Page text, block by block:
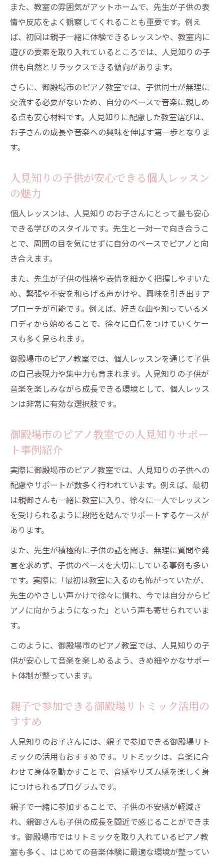
御殿場市のピアノ教室での人見知りに適し
た講師選び
少人数・個人指導の教室が御殿場市で人気
の理由
ポート体制
子供が笑顔で通える御殿場市のピアノ教室とは
どんな場所か
親子同伴可能なピアノ教室のメリットを解
御殿場市のピアノ教室での人見知り配慮の
工夫
子供が自然に馴染める環境の御殿場市ピア
ノ教室
御殿場市のピアノ教室での人見知り克服体
人見知り克服を目指した御殿場市内のピアノ教
室の工夫
御殿場市のピアノ教室での人見知り対応指
リトミックや脳育法を導入したレッスン事
例
御殿場市のピアノ教室での人見知り向けサ
安心して続けられる発表会中心の教室運営
御殿場市のピアノ教室での人見知り克服成
功例
脳育を重視した御殿場市のピアノレッスンで得
られる成長とは
御殿場市のピアノ教室での人見知りと脳発
音楽教育が脳育に与えるメリットを詳しく
解説
御殿場市のピアノ教室での人見知り克服と
自己肯定感
クボタメソッド導入で得られる成長効果と
御殿場市のピアノ教室での人見知りサポー
トと知育
御殿場市でピアノ教室を選ぶ際に意識したい月
御殿場市のピアノ教室での人見知りにも安
月謝相場と安心環境のバランスが重要な理
由
御殿場市のピアノ教室での人見知り配慮と
教室設備
家計に優しい教室選びと体験レッスン活用
法
御殿場市のピアノ教室での人見知りに優し
い環境チェック
また、教室の雰囲気がアットホームで、先生が子供の表
情や反応をよく観察してくれることも重要です。例え
ば、初回は親子一緒に体験できるレッスンや、教室内に
遊びの要素を取り入れているところでは、人見知りの子
供も自然とリラックスできる傾向があります。
さらに、御殿場市のピアノ教室では、子供同士が無理に
交流する必要がないため、自分のペースで音楽に親しめ
る点も安心材料です。人見知りに配慮した教室選びは、
お子さんの成長や音楽への興味を伸ばす第一歩となりま
す。
人見知りの子供が安心できる個人レッスン
の魅力
個人レッスンは、人見知りのお子さんにとって最も安心
できる学びのスタイルです。先生と一対一で向き合うこ
とで、周囲の目を気にせずに自分のペースでピアノと向
き合えます。
また、先生が子供の性格や表情を細かく把握しやすいた
め、緊張や不安を和らげる声かけや、興味を引き出すア
プローチが可能です。例えば、好きな曲や知っているメ
ロディから始めることで、徐々に自信をつけていくケー
スも多く見られます。
御殿場市のピアノ教室では、個人レッスンを通じて子供
の自己表現力や集中力も育まれます。人見知りの子供が
音楽を楽しみながら成長できる環境として、個人レッス
ンは非常に有効な選択肢です。
御殿場市のピアノ教室での人見知りサポー
ト事例紹介
実際に御殿場市のピアノ教室では、人見知りの子供への
配慮やサポートが数多く行われています。例えば、最初
は親御さんも一緒に教室に入り、徐々に一人でレッスン
を受けられるように段階を踏んでサポートするケースが
あります。
また、先生が積極的に子供の話を聞き、無理に質問や発
言を求めず、子供のペースを大切にしている事例も多い
です。実際に「最初は教室に入るのも怖がっていたが、
先生のやさしい声かけで徐々に慣れ、今では自分からピ
アノに向かうようになった」という声も寄せられていま
す。
このように、御殿場市のピアノ教室では、人見知りの子
供が安心して音楽を楽しめるよう、きめ細やかなサポー
ト体制が整っています。
親子で参加できる御殿場リトミック活用の
すすめ
人見知りのお子さんには、親子で参加できる御殿場リト
ミックの活用もおすすめです。リトミックは、音楽に合
わせて身体を動かすことで、音感やリズム感を楽しく身
につけられるプログラムです。
親子で一緒に参加することで、子供の不安感が軽減さ
れ、親御さんも子供の成長を間近で感じることができま
す。御殿場市ではリトミックを取り入れているピアノ教
室も多く、はじめての音楽体験に最適な環境が整ってい